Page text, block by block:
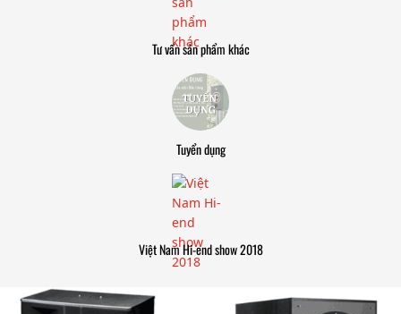
Tư vấn sản phẩm khác
Tuyển dụng
Việt Nam Hi-end show 2018